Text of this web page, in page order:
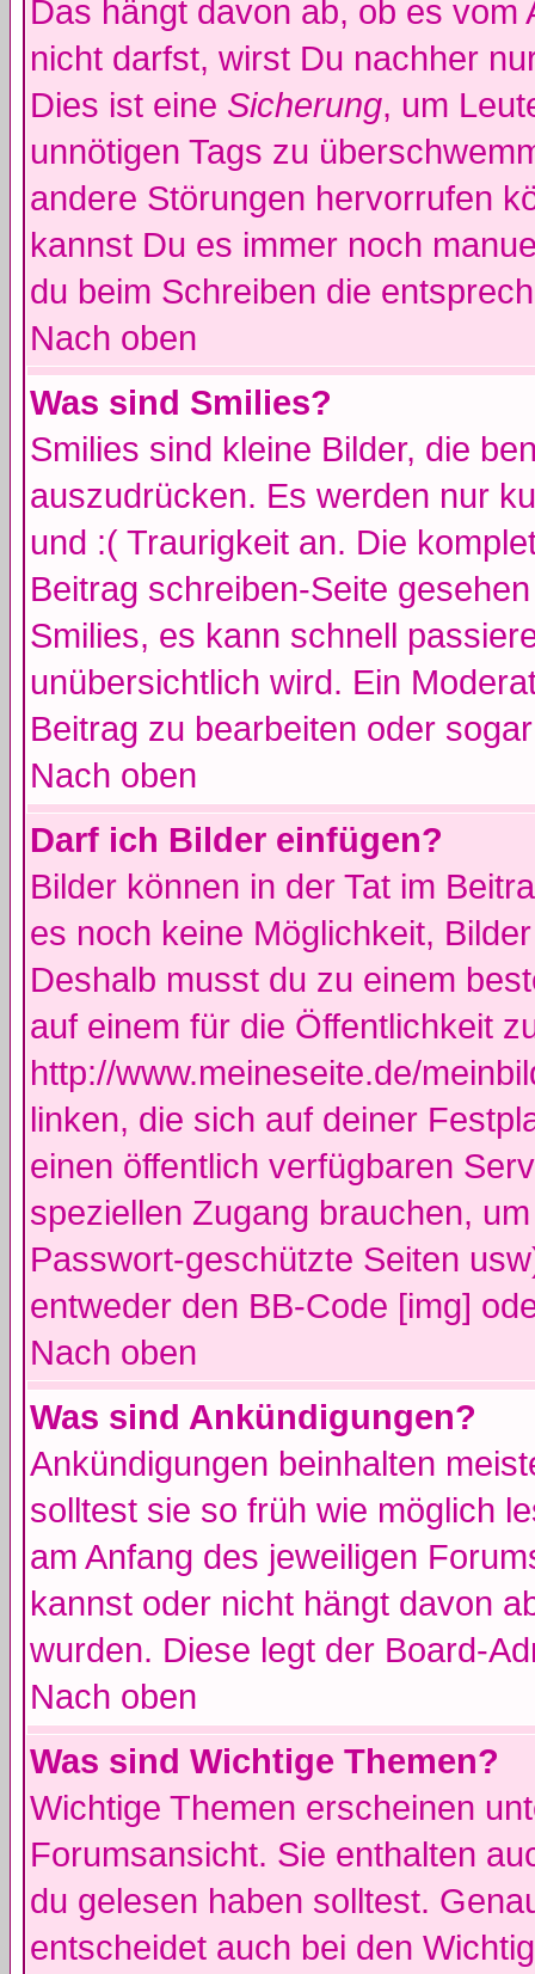
Das hängt davon ab, ob es
nicht darfst, wirst Du nachher
Dies ist eine Sicherung, um
unnötigen Tags zu
andere Störungen hervorrufen
kannst Du es immer noch
du beim Schreiben die
Nach oben
Was sind Smilies?
Smilies sind kleine Bilder, die
auszudrücken. Es werden nur
und :( Traurigkeit an. Die
Beitrag schreiben-Seite
Smilies, es kann schnell
unübersichtlich wird. Ein
Beitrag zu bearbeiten oder
Nach oben
Darf ich Bilder einfügen?
Bilder können in der Tat im
es noch keine Möglichkeit,
Deshalb musst du zu einem
auf einem für die Öffentlichkeit
http://www.meineseite.de/
linken, die sich auf deiner
einen öffentlich verfügbaren
speziellen Zugang brauchen,
Passwort-geschützte Seiten
entweder den BB-Code [img]
Nach oben
Was sind Ankündigungen?
Ankündigungen beinhalten
solltest sie so früh wie möglich
am Anfang des jeweiligen
kannst oder nicht hängt davon
wurden. Diese legt der Board-
Nach oben
Was sind Wichtige Themen?
Wichtige Themen erscheinen
Forumsansicht. Sie enthalten
du gelesen haben solltest.
entscheidet auch bei den